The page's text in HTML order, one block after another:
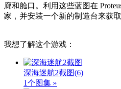
廊和舱口。利用这些蓝图在
家，并安装一个新的制造台来获
我想了解这个游戏：
深海迷航2截图(6)
1个图集 »